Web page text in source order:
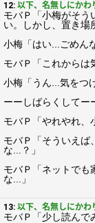
12: 以下、名無しにかわ
モバＰ「小梅がそう
い。しかし、置き場
小梅「はい...ごめん
モバＰ「これからは
小梅「うん...気をつ
ーーしばらくしてー
モバＰ「やれやれ、
モバＰ「そういえば
な...？」
モバＰ「ネットでも
な...」
13: 以下、名無しにかわ
モバＰ「少し読んで